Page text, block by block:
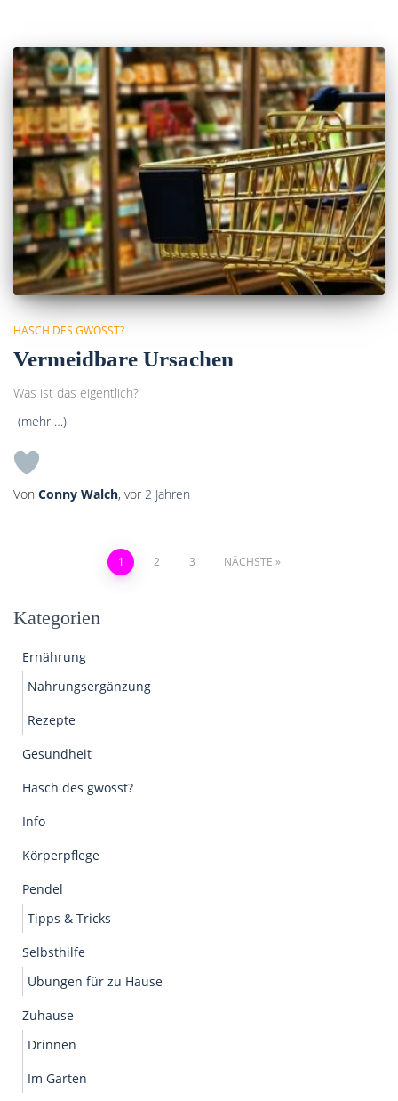
HÄSCH DES GWÖSST?
Vermeidbare Ursachen
Was ist das eigentlich?
(mehr …)
Von Conny Walch, vor 2 Jahren
Seitennummerierung
der
Beiträge
1 2 3 NÄCHSTE
Kategorien
Ernährung
Nahrungsergänzung
Rezepte
Gesundheit
Häsch des gwösst?
Info
Körperpflege
Pendel
Tipps & Tricks
Selbsthilfe
Übungen für zu Hause
Zuhause
Drinnen
Im Garten